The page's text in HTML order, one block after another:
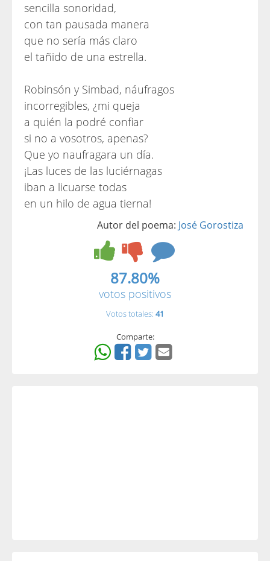
sencilla sonoridad,
con tan pausada manera
que no sería más claro
el tañido de una estrella.
Robinsón y Simbad, náufragos
incorregibles, ¿mi queja
a quién la podré confiar
si no a vosotros, apenas?
Que yo naufragara un día.
¡Las luces de las luciérnagas
iban a licuarse todas
en un hilo de agua tierna!
Autor del poema: José Gorostiza
87.80%
votos positivos
Votos totales: 41
Comparte: